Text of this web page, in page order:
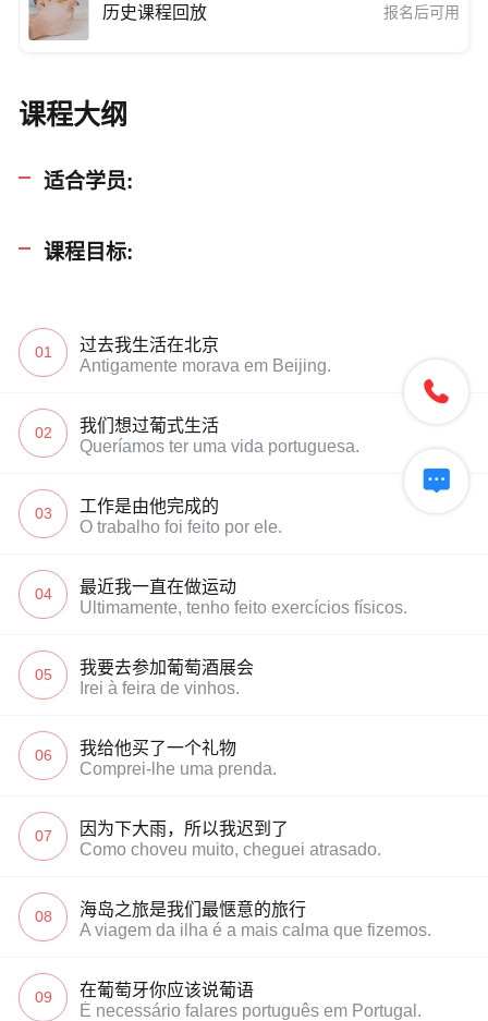
历史课程回放 报名后可用
课程大纲
适合学员:
课程目标:
01
过去我生活在北京
Antigamente morava em Beijing.
02
我们想过葡式生活
Queríamos ter uma vida portuguesa.
03
工作是由他完成的
O trabalho foi feito por ele.
04
最近我一直在做运动
Ultimamente, tenho feito exercícios físicos.
05
我要去参加葡萄酒展会
Irei à feira de vinhos.
06
我给他买了一个礼物
Comprei-lhe uma prenda.
07
因为下大雨，所以我迟到了
Como choveu muito, cheguei atrasado.
08
海岛之旅是我们最惬意的旅行
A viagem da ilha é a mais calma que fizemos.
09
在葡萄牙你应该说葡语
É necessário falares português em Portugal.

